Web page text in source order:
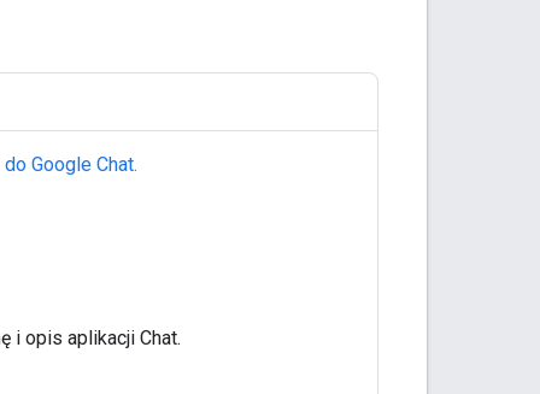
Google Chat.
i opis aplikacji Chat.